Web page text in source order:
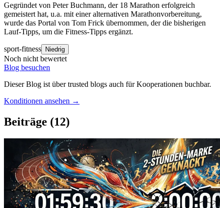
Gegründet von Peter Buchmann, der 18 Marathon erfolgreich
gemeistert hat, u.a. mit einer alternativen Marathonvorbereitung,
wurde das Portal von Tom Frick übernommen, der die bisherigen
Lauf-Tipps, um die Fitness-Tipps ergänzt.
sport-fitness Niedrig
Noch nicht bewertet
Blog besuchen
Dieser Blog ist über trusted blogs auch für Kooperationen buchbar.
Konditionen ansehen →
Beiträge (12)